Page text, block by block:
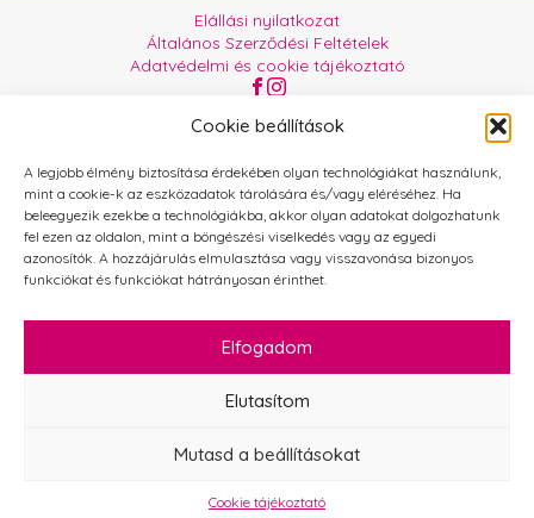
Cookie beállítások
A legjobb élmény biztosítása érdekében olyan technológiákat használunk,
mint a cookie-k az eszközadatok tárolására és/vagy eléréséhez. Ha
beleegyezik ezekbe a technológiákba, akkor olyan adatokat dolgozhatunk
fel ezen az oldalon, mint a böngészési viselkedés vagy az egyedi
azonosítók. A hozzájárulás elmulasztása vagy visszavonása bizonyos
funkciókat és funkciókat hátrányosan érinthet.
Elfogadom
Elutasítom
Mutasd a beállításokat
Cookie tájékoztató
Elállási nyilatkozat
Általános Szerződési Feltételek
Adatvédelmi és cookie tájékoztató